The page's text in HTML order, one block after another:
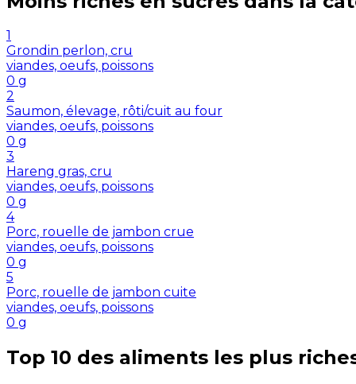
1
Grondin perlon, cru
viandes, oeufs, poissons
0 g
2
Saumon, élevage, rôti/cuit au four
viandes, oeufs, poissons
0 g
3
Hareng gras, cru
viandes, oeufs, poissons
0 g
4
Porc, rouelle de jambon crue
viandes, oeufs, poissons
0 g
5
Porc, rouelle de jambon cuite
viandes, oeufs, poissons
0 g
Top 10 des aliments les plus